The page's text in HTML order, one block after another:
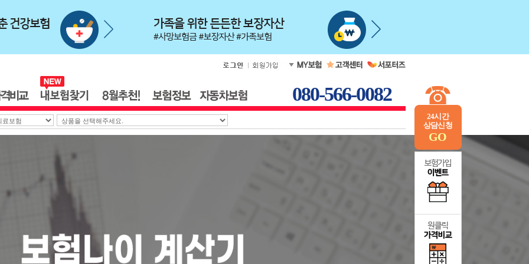
24시간
상담신청
GO
080-566-0082